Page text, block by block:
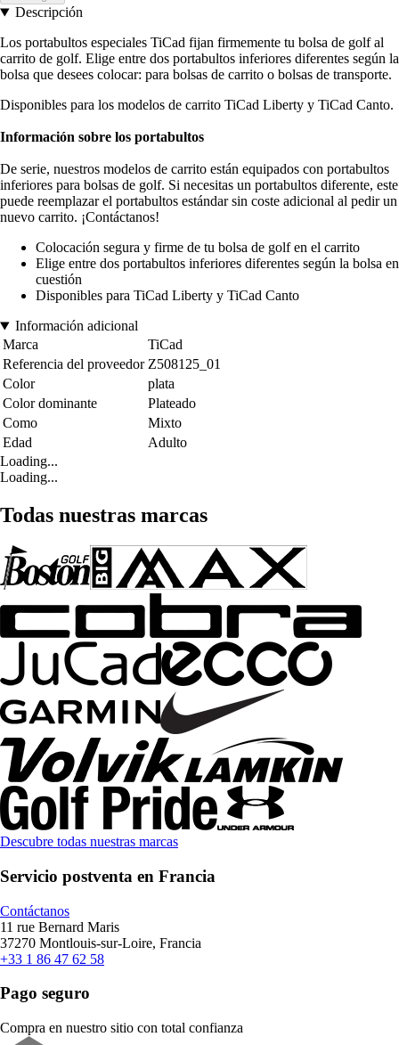
Descripción
Los portabultos especiales TiCad fijan firmemente tu bolsa de golf al
carrito de golf. Elige entre dos portabultos inferiores diferentes según la
bolsa que desees colocar: para bolsas de carrito o bolsas de transporte.
Disponibles para los modelos de carrito TiCad Liberty y TiCad Canto.
Información sobre los portabultos
De serie, nuestros modelos de carrito están equipados con portabultos
inferiores para bolsas de golf. Si necesitas un portabultos diferente, este
puede reemplazar el portabultos estándar sin coste adicional al pedir un
nuevo carrito. ¡Contáctanos!
Colocación segura y firme de tu bolsa de golf en el carrito
Elige entre dos portabultos inferiores diferentes según la bolsa en
cuestión
Disponibles para TiCad Liberty y TiCad Canto
Información adicional
Marca
TiCad
Referencia del proveedor Z508125_01
Color
plata
Color dominante
Plateado
Como
Mixto
Edad
Adulto
Loading...
Loading...
Todas nuestras marcas
Descubre todas nuestras marcas
Servicio postventa en Francia
Contáctanos
11 rue Bernard Maris
37270 Montlouis-sur-Loire, Francia
+33 1 86 47 62 58
Pago seguro
Compra en nuestro sitio con total confianza